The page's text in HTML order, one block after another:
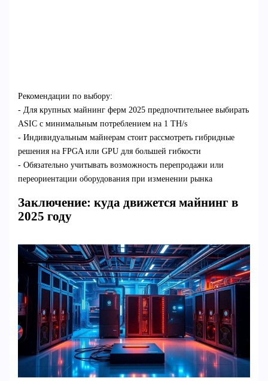
Рекомендации по выбору:
- Для крупных майнинг ферм 2025 предпочтительнее выбирать
ASIC с минимальным потреблением на 1 TH/s
- Индивидуальным майнерам стоит рассмотреть гибридные
решения на FPGA или GPU для большей гибкости
- Обязательно учитывать возможность перепродажи или
переориентации оборудования при изменении рынка
Заключение: куда движется майнинг в
2025 году